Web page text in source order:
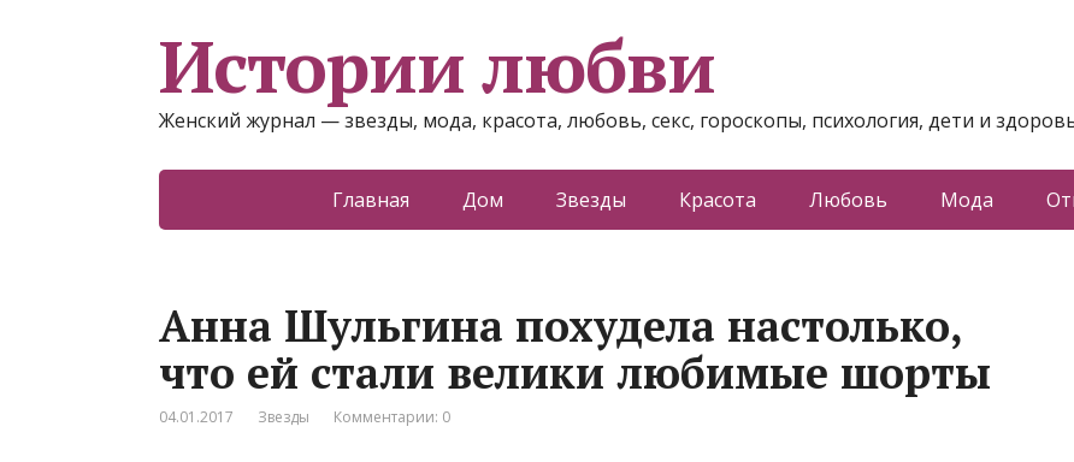
Истории любви
Женский журнал — звезды, мода, красота, любовь, секс, гороскопы, психология, дети и
Главная Дом Звезды Красота Любовь Мода
Анна Шульгина похудела настолько,
что ей стали велики любимые шорты
04.01.2017 Звезды Комментарии: 0